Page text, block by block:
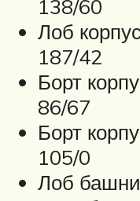
138/60
Лоб
187/42
Борт
86/67
Борт
105/0
Лоб